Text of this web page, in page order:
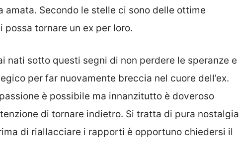
amata. Secondo le stelle ci sono delle ottime
tornare un ex per loro.
nati sotto questi segni di non perdere le speranze e
per far nuovamente breccia nel cuore dell’ex.
è possibile ma innanzitutto è doveroso
di tornare indietro. Si tratta di pura nostalgia
di riallacciare i rapporti è opportuno chiedersi il